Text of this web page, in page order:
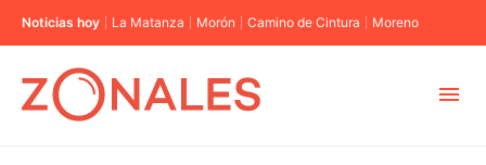
Noticias hoy La Matanza Morón Camino de Cintura Moreno